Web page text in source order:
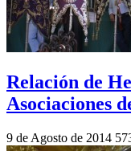
Relación de
Asociaciones
9 de Agosto de 2014